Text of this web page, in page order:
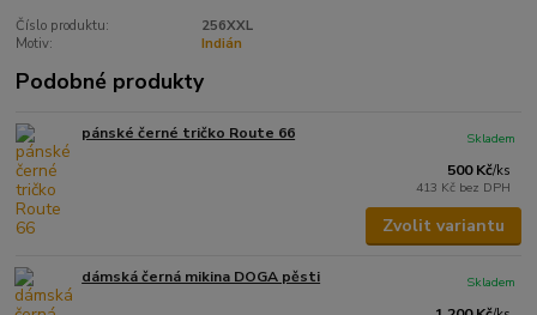
Číslo produktu:
256XXL
Motiv:
Indián
Podobné produkty
pánské černé tričko Route 66
500 Kč/ks
413 Kč bez DPH
Skladem
Zvolit variantu
dámská černá mikina DOGA pěsti
Skladem